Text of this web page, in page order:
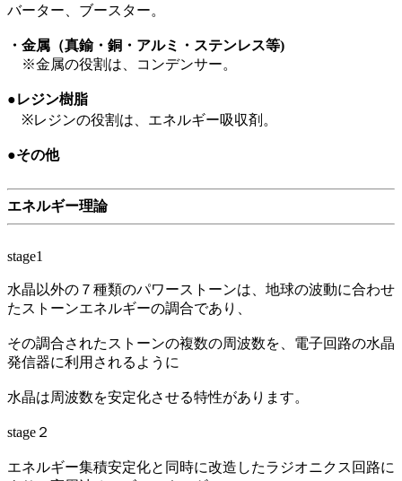
バーター、ブースター。
・金属（真鍮・銅・アルミ・ステンレス等)
※金属の役割は、コンデンサー。
●レジン樹脂
※レジンの役割は、エネルギー吸収剤。
●その他
エネルギー理論
stage1
水晶以外の７種類のパワーストーンは、地球の波動に合わせ
たストーンエネルギーの調合であり、
その調合されたストーンの複数の周波数を、電子回路の水晶
発信器に利用されるように
水晶は周波数を安定化させる特性があります。
stage２
エネルギー集積安定化と同時に改造したラジオニクス回路に